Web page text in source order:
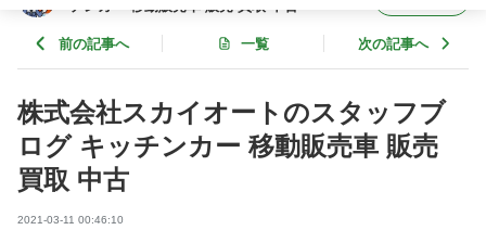
チンカー 移動販売車 販売 買取 中古
前の記事へ 一覧 次の記事へ
株式会社スカイオートのスタッフブ
ログ キッチンカー 移動販売車 販売
買取 中古
2021-03-11 00:46:10